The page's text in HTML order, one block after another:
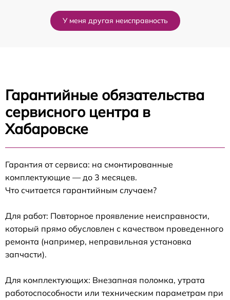
У меня другая неисправность
Гарантийные обязательства
сервисного центра в
Хабаровске
Гарантия от сервиса: на смонтированные
комплектующие — до 3 месяцев.
Что считается гарантийным случаем?
Для работ: Повторное проявление неисправности,
который прямо обусловлен с качеством проведенного
ремонта (например, неправильная установка
запчасти).
Для комплектующих: Внезапная поломка, утрата
работоспособности или техническим параметрам при